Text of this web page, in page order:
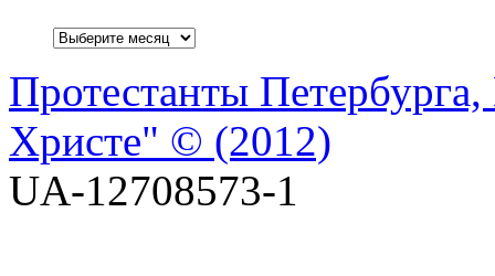
Протестанты
Христе" © (2012)
UA-12708573-1